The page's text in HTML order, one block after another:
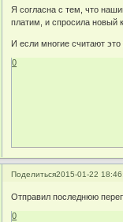
Я согласна с тем, что
платим, и спросила новый
И если многие считают
0
Поделиться2015-01-22
Отправил последнюю
0